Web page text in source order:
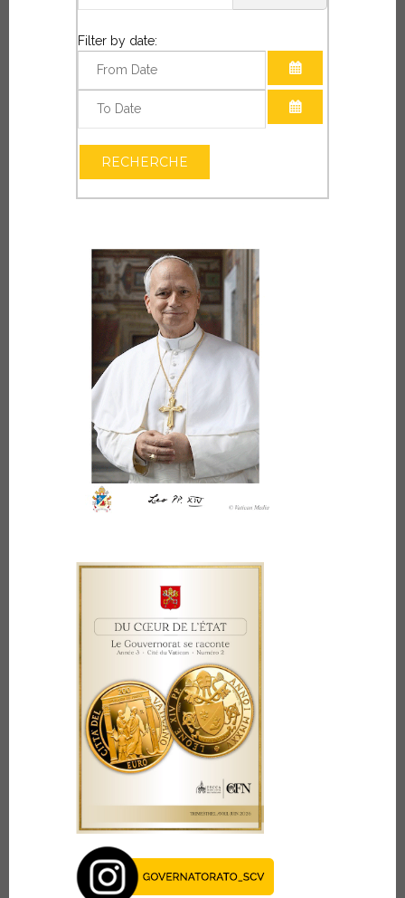
Filter by date:
OUVRIR LE
RECHERCHE